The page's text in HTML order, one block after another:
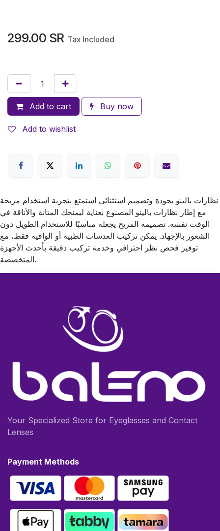
299.00 SR Tax Included
Add to cart Buy now
Add to wishlist
نظارات بالينو بجودة وتصميم استثنائي استمتع بتجربة استخدام مريحة
مع إطار نظارات بالينو المصنوع بعناية ليمنحك المتانة والأناقة في
الوقت نفسه. تصميمه المريح يجعله مناسبًا للاستخدام الطويل دون
الشعور بالإجهاد. يمكن تركيب العدسات الطبية أو الواقية فقط، مع
توفير فحص نظر احترافي وخدمة تركيب دقيقة بأحدث الأجهزة
المتخصصة.
Your Specialized Store for Eyeglasses and Contact
Lenses
Payment Methods